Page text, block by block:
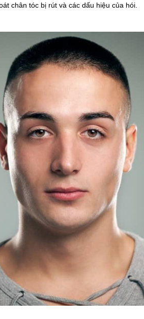
chân tóc bị rút và các dấu hiệu của hói.